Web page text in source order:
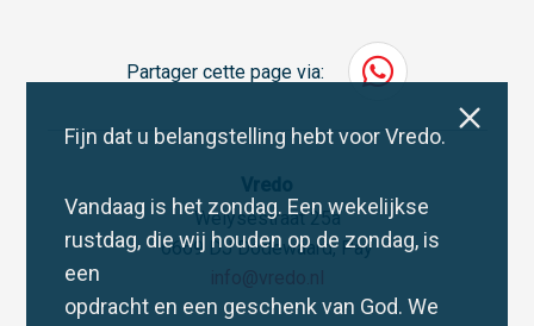
Fijn dat u belangstelling hebt voor Vredo.
Vandaag is het zondag. Een wekelijkse
rustdag, die wij houden op de zondag, is
een
opdracht en een geschenk van God. We
Partager cette page via:
Vredo
Welysestraat 25a
6669 DJ Dodewaard, Pay